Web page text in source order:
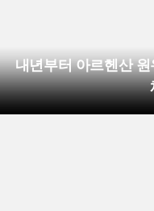
내년부터 아르헨산